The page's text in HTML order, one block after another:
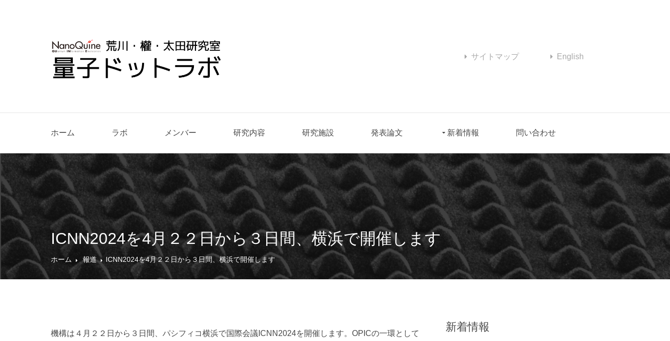
サイトマップ English
ホーム ラボ メンバー 研究内容 研究施設 発表論文 新着情報 問い合わせ
ICNN2024を4月２２日から３日間、横浜で開催します
ホーム 報道 ICNN2024を4月２２日から３日間、横浜で開催します
機構は４月２２日から３日間、パシフィコ横浜で国際会議ICNN2024を開催します。OPICの一環として
新着情報